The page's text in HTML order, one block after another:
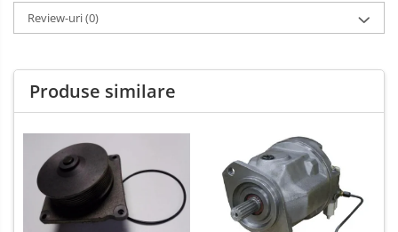
Review-uri(0)
Produse similare